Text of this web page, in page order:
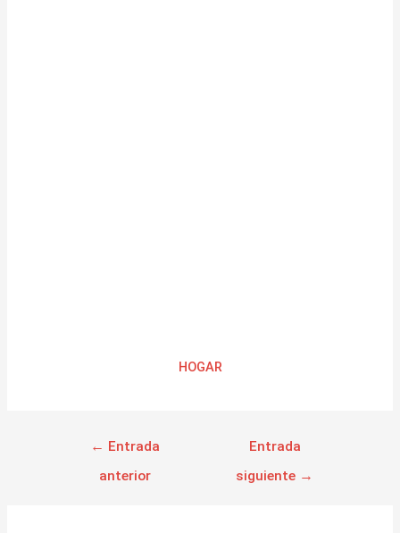
HOGAR
← Entrada
anterior
Entrada
siguiente →